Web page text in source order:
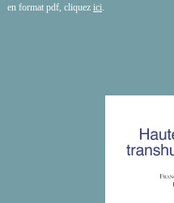
en format pdf, cliquez ici.